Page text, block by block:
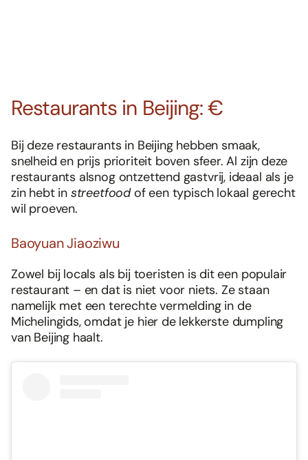
Restaurants in Beijing: €
Bij deze restaurants in Beijing hebben smaak,
snelheid en prijs prioriteit boven sfeer. Al zijn deze
restaurants alsnog ontzettend gastvrij, ideaal als je
zin hebt in streetfood of een typisch lokaal gerecht
wil proeven.
Baoyuan Jiaoziwu
Zowel bij locals als bij toeristen is dit een populair
restaurant – en dat is niet voor niets. Ze staan
namelijk met een terechte vermelding in de
Michelingids, omdat je hier de lekkerste dumpling
van Beijing haalt.